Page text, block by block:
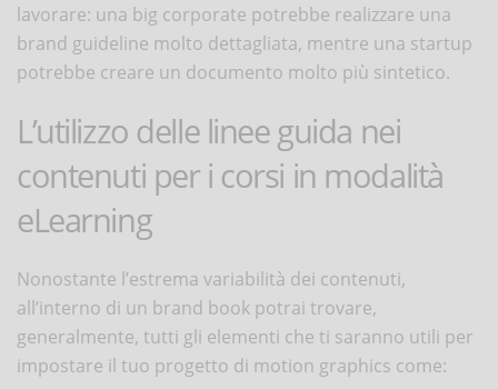
lavorare: una big corporate potrebbe realizzare una
brand guideline molto dettagliata, mentre una startup
potrebbe creare un documento molto più sintetico.
L’utilizzo delle linee guida nei
contenuti per i corsi in modalità
eLearning
Nonostante l’estrema variabilità dei contenuti,
all’interno di un brand book potrai trovare,
generalmente, tutti gli elementi che ti saranno utili per
impostare il tuo progetto di motion graphics come: